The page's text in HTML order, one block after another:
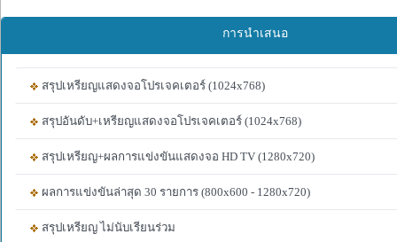
การนำเสนอ
สรุปเหรียญแสดงจอโปรเจคเตอร์ (1024x768)
สรุปอันดับ+เหรียญแสดงจอโปรเจคเตอร์ (1024x768)
สรุปเหรียญ+ผลการแข่งขันแสดงจอ HD TV (1280x720)
ผลการแข่งขันล่าสุด 30 รายการ (800x600 - 1280x720)
สรุปเหรียญ ไม่นับเรียนร่วม